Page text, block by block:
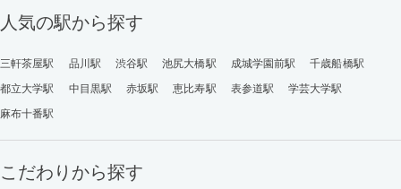
人気の駅から探す
三軒茶屋駅 品川駅 渋谷駅 池尻大橋駅 成城学園前駅
千歳船橋駅
都立大学駅
中目黒駅 赤坂駅 恵比寿駅 表参道駅
学芸大学駅
麻布十番駅
こだわりから探す